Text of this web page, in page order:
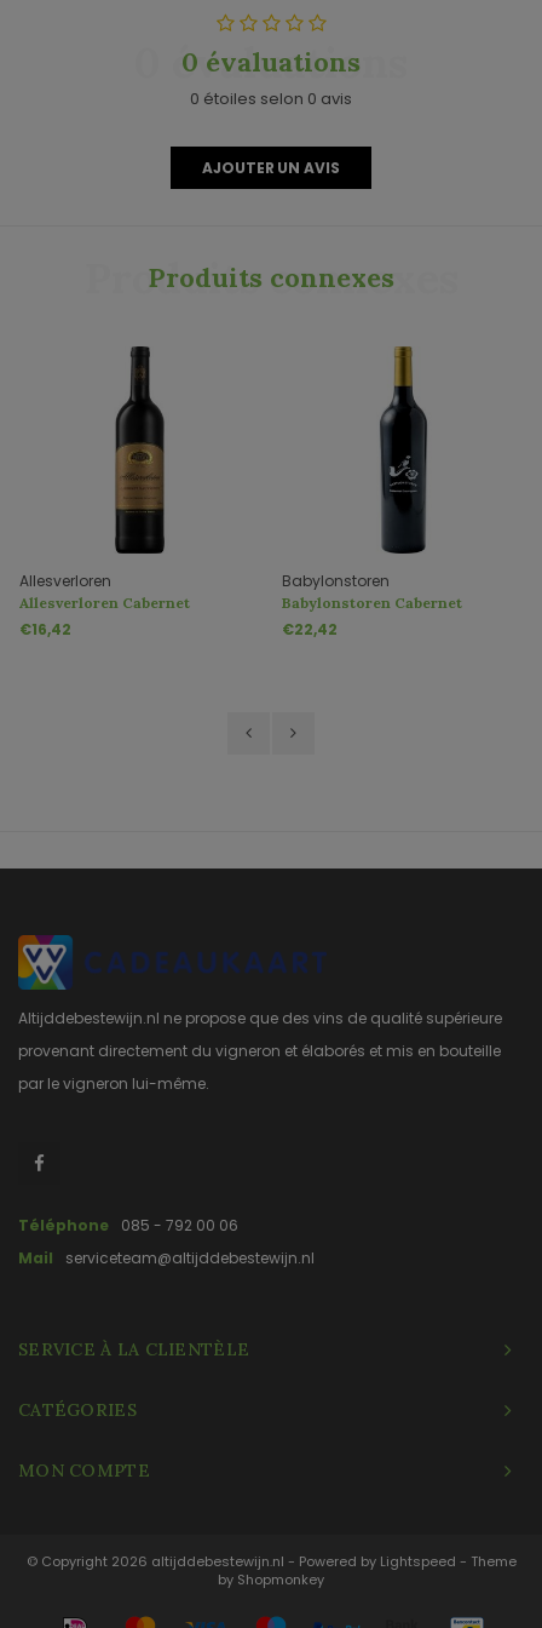
0 évaluations
0 évaluations
0 étoiles selon 0 avis
AJOUTER UN AVIS
Produits connexes
Produits connexes
Allesverloren
Allesverloren Cabernet
Sauvignon
€16,42
Babylonstoren
Babylonstoren Cabernet
Sauvignon
€22,42
Altijddebestewijn.nl ne propose que des vins de qualité supérieure
provenant directement du vigneron et élaborés et mis en bouteille
par le vigneron lui-même.
Téléphone
085 - 792 00 06
Mail
serviceteam@altijddebestewijn.nl
SERVICE À LA CLIENTÈLE
CATÉGORIES
MON COMPTE
© Copyright 2026 altijddebestewijn.nl - Powered by Lightspeed - Theme
by Shopmonkey